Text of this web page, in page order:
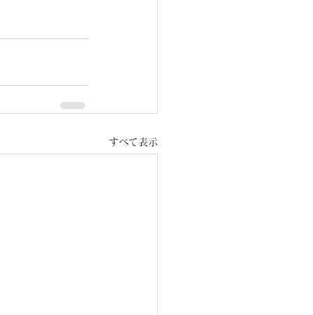
すべて表示